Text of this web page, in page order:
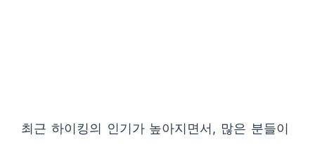
최근 하이킹의 인기가 높아지면서, 많은 분들이